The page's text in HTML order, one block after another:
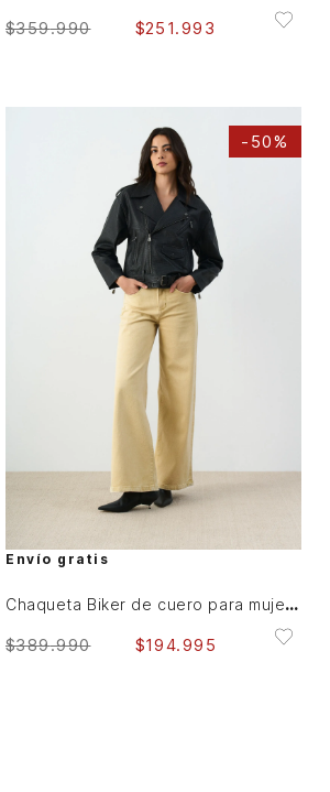
$359.990 $251.993
- 50%
XL
Envío gratis
Chaqueta Biker de cuero para mujer Tessa
$389.990 $194.995